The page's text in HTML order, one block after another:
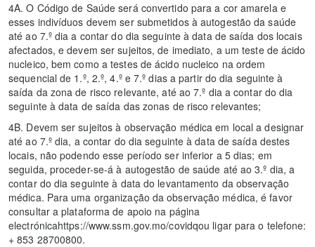
4A. O Código de Saúde será convertido para a cor amarela e
esses indivíduos devem ser submetidos à autogestão da saúde
até ao 7.º dia a contar do dia seguinte à data de saída dos locais
afectados, e devem ser sujeitos, de imediato, a um teste de ácido
nucleico, bem como a testes de ácido nucleico na ordem
sequencial de 1.º, 2.º, 4.º e 7.º dias a partir do dia seguinte à
saída da zona de risco relevante, até ao 7.º dia a contar do dia
seguinte à data de saída das zonas de risco relevantes;
4B. Devem ser sujeitos à observação médica em local a designar
até ao 7.º dia, a contar do dia seguinte à data de saída destes
locais, não podendo esse período ser inferior a 5 dias; em
seguida, proceder-se-á à autogestão de saúde até ao 3.º dia, a
contar do dia seguinte à data do levantamento da observação
médica. Para uma organização da observação médica, é favor
consultar a plataforma de apoio na página
electrónicahttps://www.ssm.gov.mo/covidqou ligar para o telefone:
+ 853 28700800.